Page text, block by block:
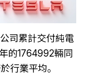
司累計交付純電
的1764992輛同
行業平均。